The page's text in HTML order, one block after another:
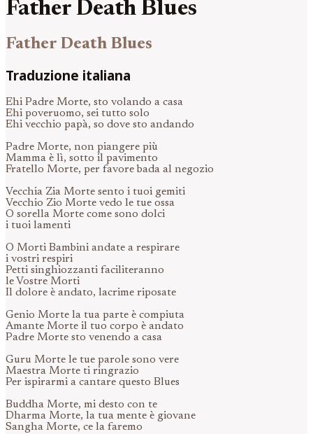
Father Death Blues
Father Death Blues
Traduzione italiana
Ehi Padre Morte, sto volando a casa
Ehi poveruomo, sei tutto solo
Ehi vecchio papà, so dove sto andando
Padre Morte, non piangere più
Mamma è lì, sotto il pavimento
Fratello Morte, per favore bada al negozio
Vecchia Zia Morte sento i tuoi gemiti
Vecchio Zio Morte vedo le tue ossa
O sorella Morte come sono dolci
i tuoi lamenti
O Morti Bambini andate a respirare
i vostri respiri
Petti singhiozzanti faciliteranno
le Vostre Morti
Il dolore è andato, lacrime riposate
Genio Morte la tua parte è compiuta
Amante Morte il tuo corpo è andato
Padre Morte sto venendo a casa
Guru Morte le tue parole sono vere
Maestra Morte ti ringrazio
Per ispirarmi a cantare questo Blues
Buddha Morte, mi desto con te
Dharma Morte, la tua mente è giovane
Sangha Morte, ce la faremo